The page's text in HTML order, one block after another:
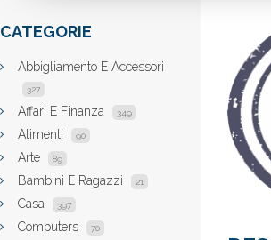
CATEGORIE
Abbigliamento E Accessori
327
Affari E Finanza 349
Alimenti 90
Arte 89
Bambini E Ragazzi 21
Casa 397
Computers 70